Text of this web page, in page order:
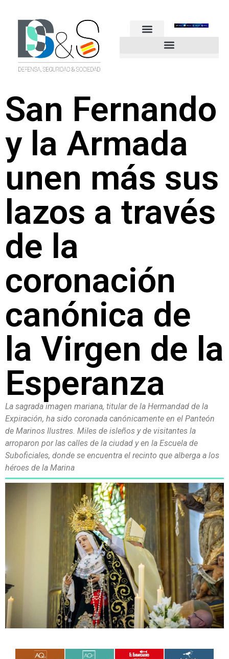
San Fernando
y la Armada
unen más sus
lazos a través
de la
coronación
canónica de
la Virgen de la
Esperanza
La sagrada imagen mariana, titular de la Hermandad de la
Expiración, ha sido coronada canónicamente en el Panteón
de Marinos Ilustres. Miles de isleños y de visitantes la
arroparon por las calles de la ciudad y en la Escuela de
Suboficiales, donde se encuentra el recinto que alberga a los
héroes de la Marina